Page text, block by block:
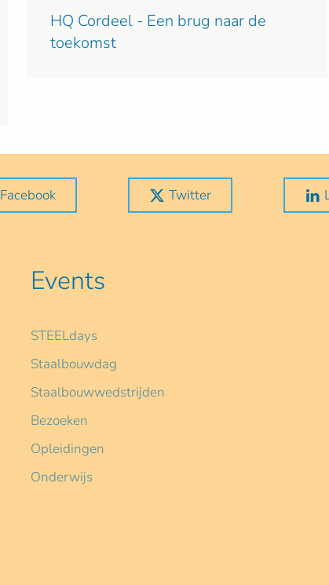
HQ Cordeel - Een brug naar de
toekomst
Facebook Twitter
Events
STEELdays
Staalbouwdag
Staalbouwwedstrijden
Bezoeken
Opleidingen
Onderwijs